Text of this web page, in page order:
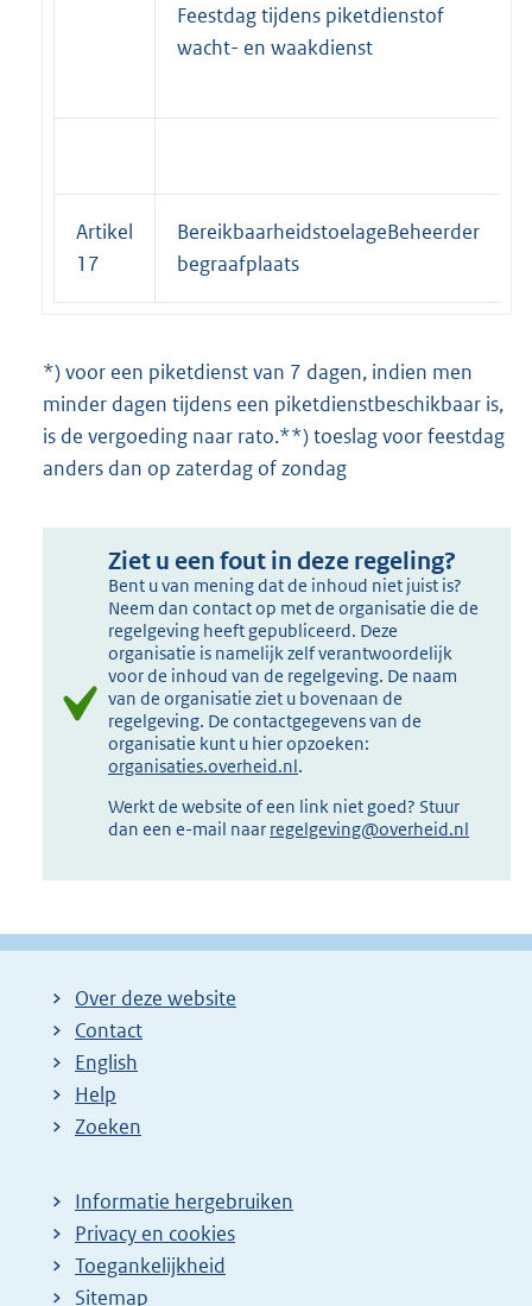
Feestdag tijdens piketdienstof
wacht- en waakdienst
Artikel
17
BereikbaarheidstoelageBeheerder
begraafplaats
*) voor een piketdienst van 7 dagen, indien men
minder dagen tijdens een piketdienstbeschikbaar is,
is de vergoeding naar rato.**) toeslag voor feestdag
anders dan op zaterdag of zondag
Ziet u een fout in deze regeling?
Bent u van mening dat de inhoud niet juist is?
Neem dan contact op met de organisatie die de
regelgeving heeft gepubliceerd. Deze
organisatie is namelijk zelf verantwoordelijk
voor de inhoud van de regelgeving. De naam
van de organisatie ziet u bovenaan de
regelgeving. De contactgegevens van de
organisatie kunt u hier opzoeken:
organisaties.overheid.nl.
Werkt de website of een link niet goed? Stuur
dan een e-mail naar regelgeving@overheid.nl
Over deze website
Contact
English
Help
Zoeken
Informatie hergebruiken
Privacy en cookies
Toegankelijkheid
Sitemap